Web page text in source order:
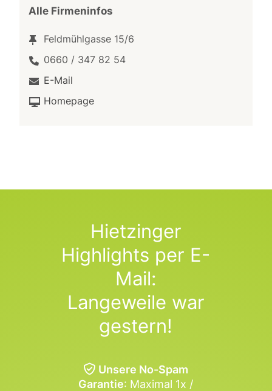
Alle Firmeninfos
Feldmühlgasse 15/6
0660 / 347 82 54
E-Mail
Homepage
Hietzinger
Highlights per E-
Mail:
Langeweile war
gestern!
Unsere No-Spam
Garantie: Maximal 1x /